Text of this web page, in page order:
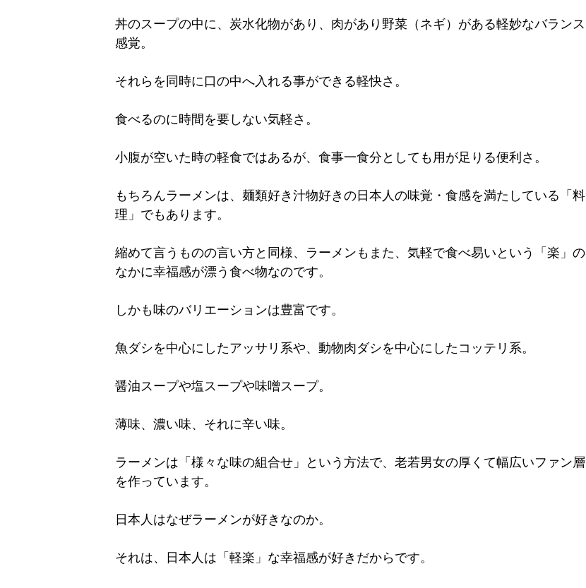
丼のスープの中に、炭水化物があり、肉があり野菜（ネギ）がある軽妙なバランス
感覚。
それらを同時に口の中へ入れる事ができる軽快さ。
食べるのに時間を要しない気軽さ。
小腹が空いた時の軽食ではあるが、食事一食分としても用が足りる便利さ。
もちろんラーメンは、麺類好き汁物好きの日本人の味覚・食感を満たしている「料
理」でもあります。
縮めて言うものの言い方と同様、ラーメンもまた、気軽で食べ易いという「楽」の
なかに幸福感が漂う食べ物なのです。
しかも味のバリエーションは豊富です。
魚ダシを中心にしたアッサリ系や、動物肉ダシを中心にしたコッテリ系。
醤油スープや塩スープや味噌スープ。
薄味、濃い味、それに辛い味。
ラーメンは「様々な味の組合せ」という方法で、老若男女の厚くて幅広いファン層
を作っています。
日本人はなぜラーメンが好きなのか。
それは、日本人は「軽楽」な幸福感が好きだからです。